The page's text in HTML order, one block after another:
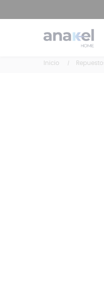
Inicio